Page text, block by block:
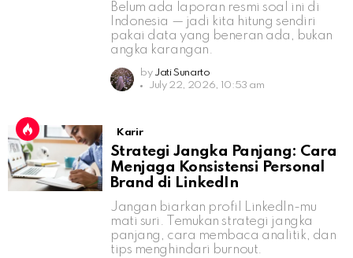
Belum ada laporan resmi soal ini di
Indonesia — jadi kita hitung sendiri
pakai data yang beneran ada, bukan
angka karangan.
by Jati Sunarto
July 22, 2026, 10:53 am
Karir
Strategi Jangka Panjang: Cara
Menjaga Konsistensi Personal
Brand di LinkedIn
Jangan biarkan profil LinkedIn-mu
mati suri. Temukan strategi jangka
panjang, cara membaca analitik, dan
tips menghindari burnout.